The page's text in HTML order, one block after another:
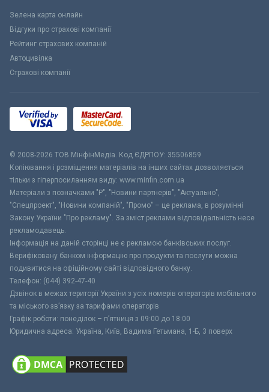
Зелена карта онлайн
Відгуки про страхові компанії
Рейтинг страхових компаній
Автоцивілка
Страхові компанії
© 2008-2026 ТОВ МiнфiнМедiа. Код ЄДРПОУ: 35506859
Копіювання і розміщення матеріалів на інших сайтах дозволяється
тільки з гіперпосиланням виду: www.minfin.com.ua
Матеріали з позначками "Р", "Новини партнерів", "Актуально",
"Спецпроект", "Новини компаній", "Промо" – це реклама, в розумінні
Закону України "Про рекламу". За зміст реклами відповідальність несе
рекламодавець.
Інформація на даній сторінці не є рекламою банківських послуг.
Верифіковану банком інформацію про продукти та послуги можна
подивитися на офіційному сайті відповідного банку.
Телефон: (044) 392-47-40
Дзвінок в межах території України з усіх номерів операторів мобільного
та міського зв’язку за тарифами операторів
Графік роботи: понеділок – п’ятниця з 09:00 до 18:00
Юридична адреса: Україна, Київ, Вадима Гетьмана, 1-Б, 3 поверх